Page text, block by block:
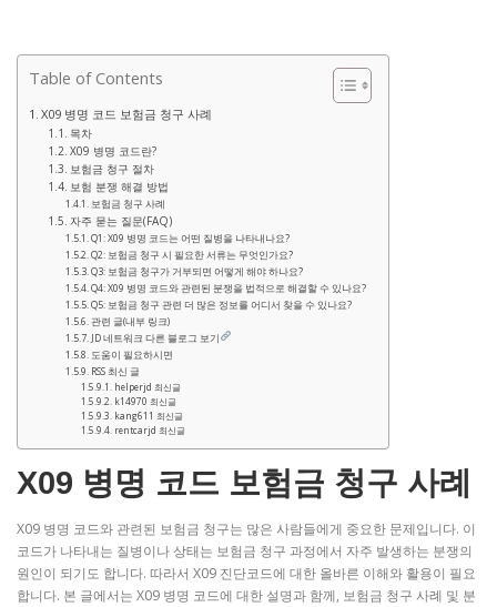
Table of Contents
X09 병명 코드 보험금 청구 사례
목차
X09 병명 코드란?
보험금 청구 절차
보험 분쟁 해결 방법
보험금 청구 사례
자주 묻는 질문(FAQ)
Q1: X09 병명 코드는 어떤 질병을 나타내나요?
Q2: 보험금 청구 시 필요한 서류는 무엇인가요?
Q3: 보험금 청구가 거부되면 어떻게 해야 하나요?
Q4: X09 병명 코드와 관련된 분쟁을 법적으로 해결할 수 있나요?
Q5: 보험금 청구 관련 더 많은 정보를 어디서 찾을 수 있나요?
관련 글(내부 링크)
JD 네트워크 다른 블로그 보기
도움이 필요하시면
RSS 최신 글
helperjd 최신글
k14970 최신글
kang611 최신글
rentcarjd 최신글
X09 병명 코드 보험금 청구 사례
X09 병명 코드와 관련된 보험금 청구는 많은 사람들에게 중요한 문제입니다. 이
코드가 나타내는 질병이나 상태는 보험금 청구 과정에서 자주 발생하는 분쟁의
원인이 되기도 합니다. 따라서 X09 진단코드에 대한 올바른 이해와 활용이 필요
합니다. 본 글에서는 X09 병명 코드에 대한 설명과 함께, 보험금 청구 사례 및 분